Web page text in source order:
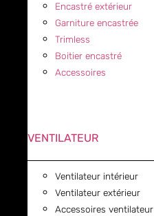
Encastré extérieur
Garniture encastrée
Trimless
Boitier encastré
Accessoires
VENTILATEUR
Ventilateur intérieur
Ventilateur extérieur
Accessoires ventilateur